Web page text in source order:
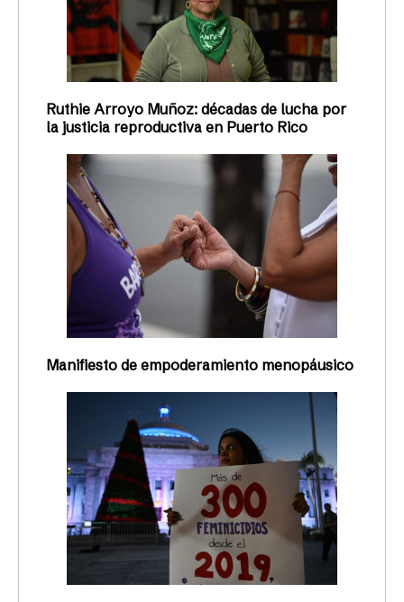
Ruthie Arroyo Muñoz: décadas de lucha por
la justicia reproductiva en Puerto Rico
Manifiesto de empoderamiento menopáusico